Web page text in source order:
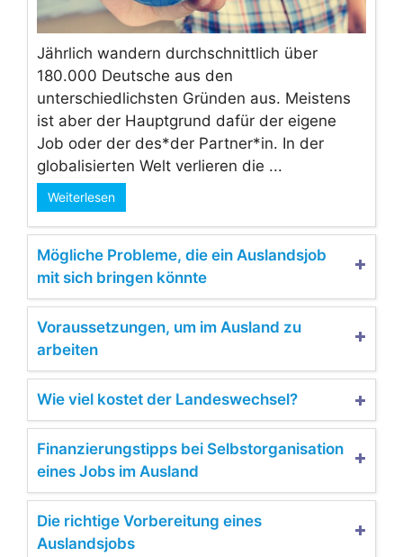
Jährlich wandern durchschnittlich über
180.000 Deutsche aus den
unterschiedlichsten Gründen aus. Meistens
ist aber der Hauptgrund dafür der eigene
Job oder der des*der Partner*in. In der
globalisierten Welt verlieren die ...
Weiterlesen
Mögliche Probleme, die ein Auslandsjob
mit sich bringen könnte
Voraussetzungen, um im Ausland zu
arbeiten
Wie viel kostet der Landeswechsel?
Finanzierungstipps bei Selbstorganisation
eines Jobs im Ausland
Die richtige Vorbereitung eines
Auslandsjobs